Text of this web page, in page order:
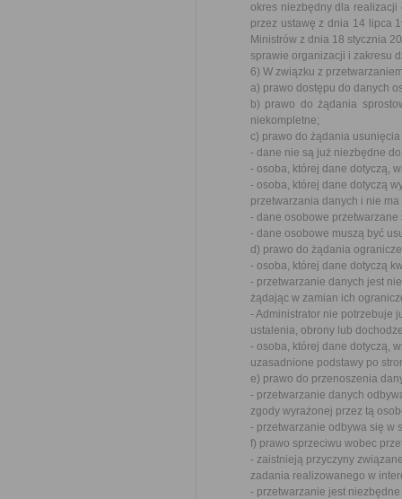
okres niezbędny dla realizacji
przez ustawę z dnia 14 lipca
Ministrów z dnia 18 stycznia
sprawie organizacji i zakresu
6) W związku z
a) prawo dostępu do danych
b) prawo do żądania
niekompletne;
c) prawo do żądania
- dane nie są już niezbędne
- osoba, której dane dotyczą,
- osoba, której dane dotyczą
przetwarzania danych i nie
- dane osobowe
- dane osobowe muszą być
d) prawo do żądania
- osoba, której dane dotyczą
- przetwarzanie danych jest
żądając w zamian ich
- Administrator nie potrzebuje
ustalenia, obrony lub
- osoba, której dane dotyczą,
uzasadnione podstawy po
e) prawo do przenoszenia
- przetwarzanie danych
zgody wyrażonej przez tą
- przetwarzanie odbywa się w
f) prawo sprzeciwu wobec
- zaistnieją przyczyny
zadania realizowanego w
- przetwarzanie jest